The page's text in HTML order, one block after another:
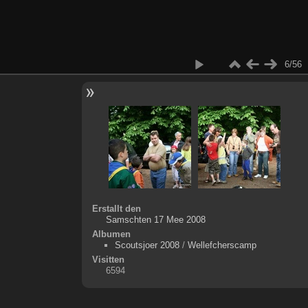
6/56
Erstallt den
Samschten 17 Mee 2008
Albumen
Scoutsjoer 2008/ Wellefcherscamp
Visitten
6594